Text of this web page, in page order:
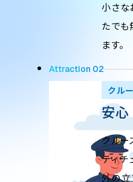
小さな
たでも
ます。
Attraction 02
クル
安
クルー
ティチ
外の